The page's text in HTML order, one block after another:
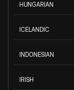
HUNGARIAN
ICELANDIC
INDONESIAN
IRISH